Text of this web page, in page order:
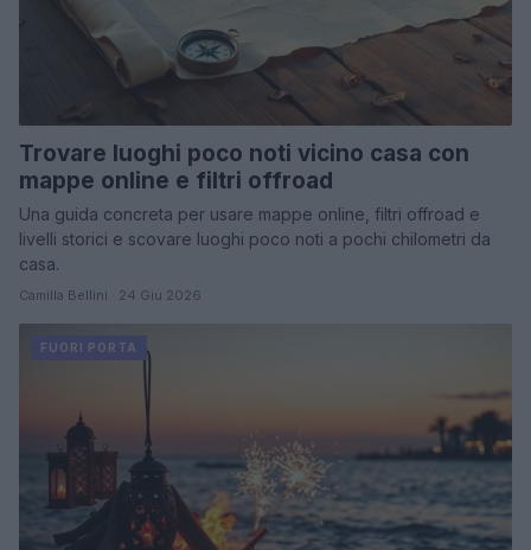
Trovare luoghi poco noti vicino casa con
mappe online e filtri offroad
Una guida concreta per usare mappe online, filtri offroad e
livelli storici e scovare luoghi poco noti a pochi chilometri da
casa.
Camilla Bellini · 24 Giu 2026
FUORI PORTA